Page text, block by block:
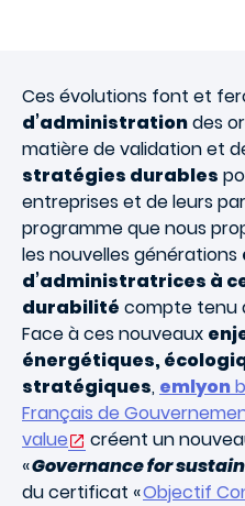
Ces évolutions font et
d’administrationdes
matière de validation et
stratégies durables
entreprises et de leurs
programme que nous
les nouvelles générations
d’administratrices à
durabilité compte tenu
Face à ces nouveaux
énergétiques,
stratégiques, emlyon
Français de
value
créent un
«Governance for
du certificat «Objectif